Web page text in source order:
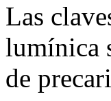
Las
lumínica
de